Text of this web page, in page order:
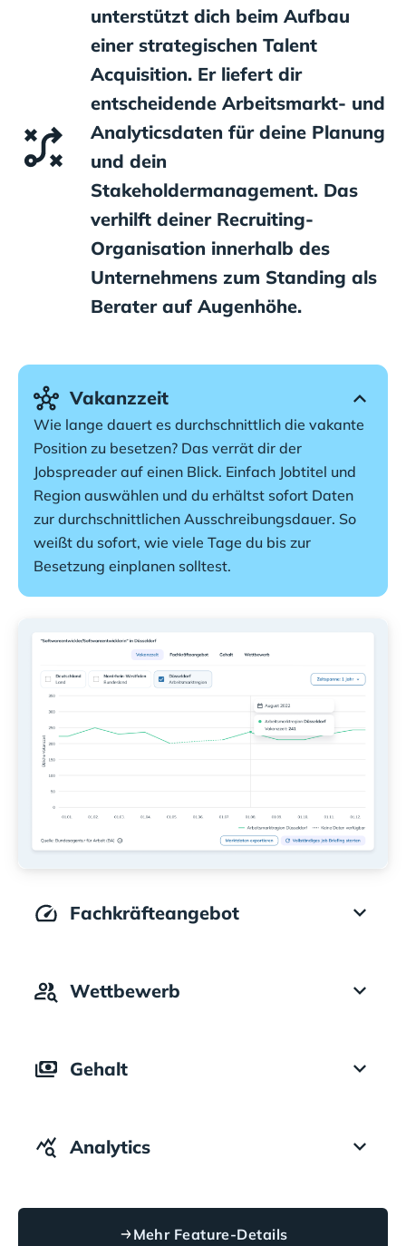
unterstützt dich beim Aufbau
einer strategischen Talent
Acquisition. Er liefert dir
entscheidende Arbeitsmarkt- und
Analyticsdaten für deine Planung
und dein
Stakeholdermanagement. Das
verhilft deiner Recruiting-
Organisation innerhalb des
Unternehmens zum Standing als
Berater auf Augenhöhe.
Vakanzzeit
Wie lange dauert es durchschnittlich die vakante
Position zu besetzen? Das verrät dir der
Jobspreader auf einen Blick. Einfach Jobtitel und
Region auswählen und du erhältst sofort Daten
zur durchschnittlichen Ausschreibungsdauer. So
weißt du sofort, wie viele Tage du bis zur
Besetzung einplanen solltest.
Fachkräfteangebot
Wettbewerb
Gehalt
Analytics
Mehr Feature-Details